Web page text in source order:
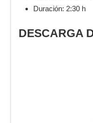
Duración: 2:30 h
DESCARGA